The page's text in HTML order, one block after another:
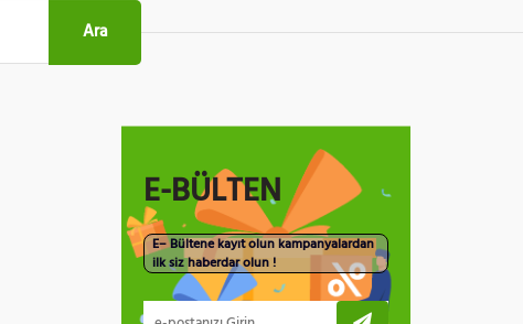
Ara
E-BÜLTEN
E– Bültene kayıt olun kampanyalardan
ilk siz haberdar olun !